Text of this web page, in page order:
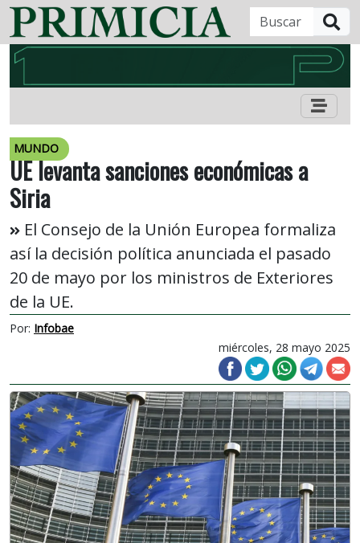
MUNDO
UE levanta sanciones económicas a
Siria
El Consejo de la Unión Europea formaliza
así la decisión política anunciada el pasado
20 de mayo por los ministros de Exteriores
de la UE.
Por: Infobae
miércoles, 28 mayo 2025